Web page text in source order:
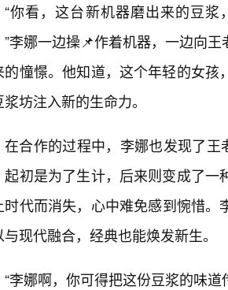
“你看，这台新机器磨出来的豆
”李娜一边操📌作着机器，一边向
的憧憬。他知道，这个年轻的女
坊注入新的生命力。
在合作的过程中，李娜也发现了王
起初是为了生计，后来则变成了
时代而消失，心中难免感到惋惜
与现代融合，经典也能焕发新生。
“李娜啊，你可得把这份豆浆的味